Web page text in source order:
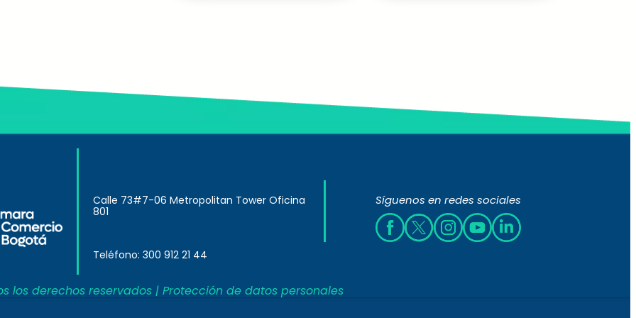
Calle 73#7-06 Metropolitan Tower Oficina
801
Teléfono: 300 912 21 44
Síguenos en redes sociales
los derechos reservados | Protección de datos personales